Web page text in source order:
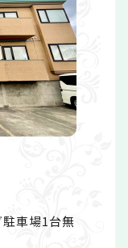
車場1台無